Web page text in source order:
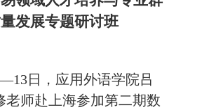
发展专题研讨班
日，应用外语学院吕
老师赴上海参加第二期数